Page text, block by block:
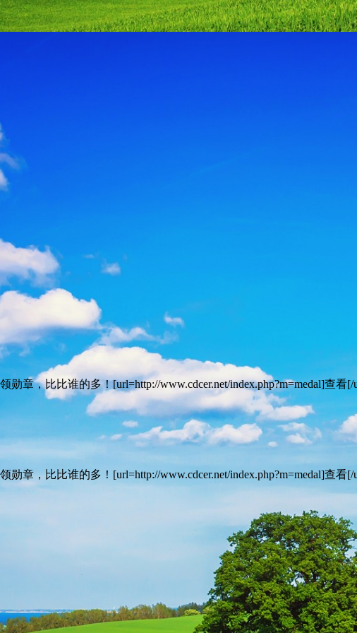
章，比比谁的多！[url=http://www.cdcer.net/index.php?m=medal]查看[/
章，比比谁的多！[url=http://www.cdcer.net/index.php?m=medal]查看[/